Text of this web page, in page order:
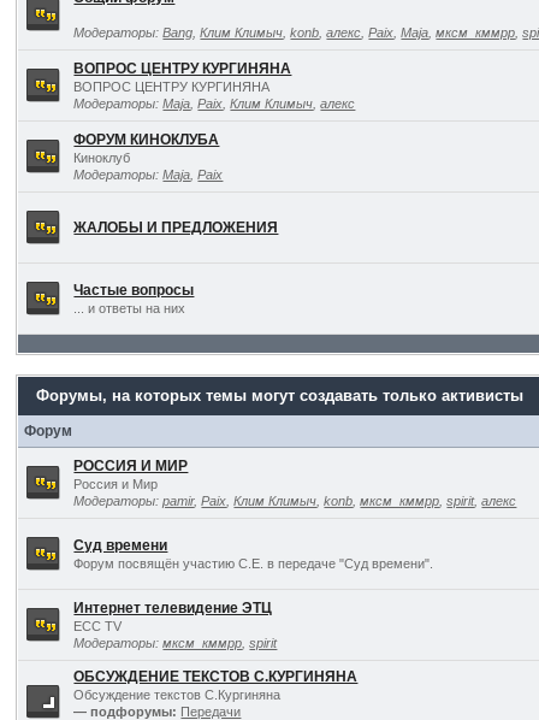
Модераторы:Bang ,Клим Климыч ,konb ,алекс ,Paix ,Maja ,мксм_кммрр ,
ВОПРОС ЦЕНТРУ КУРГИНЯНА
ВОПРОС ЦЕНТРУ КУРГИНЯНА
Модераторы:Maja ,Paix ,Клим Климыч ,алекс
ФОРУМ КИНОКЛУБА
Киноклуб
Модераторы:Maja ,Paix
ЖАЛОБЫ И ПРЕДЛОЖЕНИЯ
Частые вопросы
... и ответы на них
Форумы, на которых темы могут создавать только активисты
Форум
РОССИЯ И МИР
Россия и Мир
Модераторы:pamir,Paix ,Клим Климыч ,konb ,мксм_кммрр ,spirit,алекс
Суд времени
Форум посвящён участию С.Е. в передаче "Суд времени".
Интернет телевидение ЭТЦ
ECC TV
Модераторы:мксм_кммрр ,spirit
ОБСУЖДЕНИЕ ТЕКСТОВ С.КУРГИНЯНА
Обсуждение текстов С.Кургиняна
— подфорумы: Передачи